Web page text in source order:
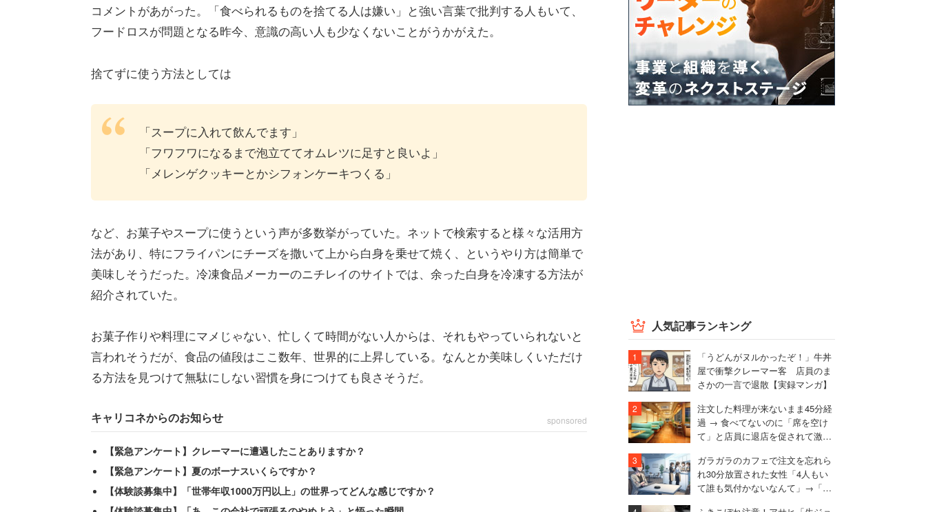
コメントがあがった。「食べられるものを捨てる人は嫌い」と強い言葉で批判する人もいて、
フードロスが問題となる昨今、意識の高い人も少なくないことがうかがえた。
捨てずに使う方法としては
「スープに入れて飲んでます」
「フワフワになるまで泡立ててオムレツに足すと良いよ」
「メレンゲクッキーとかシフォンケーキつくる」
など、お菓子やスープに使うという声が多数挙がっていた。ネットで検索すると様々な活用方
法があり、特にフライパンにチーズを撒いて上から白身を乗せて焼く、というやり方は簡単で
美味しそうだった。冷凍食品メーカーのニチレイのサイトでは、余った白身を冷凍する方法が
紹介されていた。
お菓子作りや料理にマメじゃない、忙しくて時間がない人からは、それもやっていられないと
言われそうだが、食品の値段はここ数年、世界的に上昇している。なんとか美味しくいただけ
る方法を見つけて無駄にしない習慣を身につけても良さそうだ。
キャリコネからのお知らせ sponsored
【緊急アンケート】クレーマーに遭遇したことありますか？
【緊急アンケート】夏のボーナスいくらですか？
【体験談募集中】「世帯年収1000万円以上」の世界ってどんな感じですか？
人気記事ランキング
「うどんがヌルかったぞ！」牛丼
屋で衝撃クレーマー客 店員のま
さかの一言で退散【実録マンガ】
注文した料理が来ないまま45分経
過 → 食べてないのに「席を空け
て」と店員に退店を促されて激
ガラガラのカフェで注文を忘れら
れ30分放置された女性「4人もい
て誰も気付かないなんて」→「絶